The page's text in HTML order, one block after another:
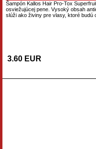
Šampón Kallos Hair Pro-Tox
osviežujúcej pene. Vysoký obsah
slúži ako živiny pre vlasy, ktoré budú
3.60 EUR